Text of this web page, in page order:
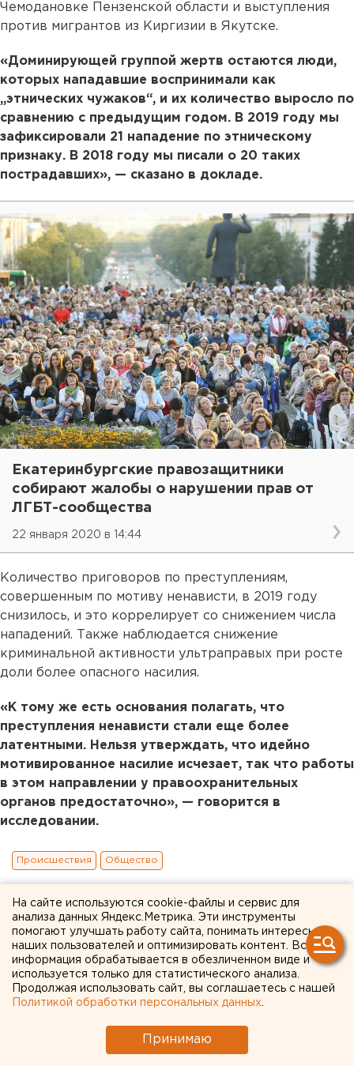
Чемодановке Пензенской области и выступления
против мигрантов из Киргизии в Якутске.
«Доминирующей группой жертв остаются люди,
которых нападавшие воспринимали как
„этнических чужаков“, и их количество выросло по
сравнению с предыдущим годом. В 2019 году мы
зафиксировали 21 нападение по этническому
признаку. В 2018 году мы писали о 20 таких
пострадавших», — сказано в докладе.
Екатеринбургские правозащитники
собирают жалобы о нарушении прав от
ЛГБТ-сообщества
22 января 2020 в 14:44
Количество приговоров по преступлениям,
совершенным по мотиву ненависти, в 2019 году
снизилось, и это коррелирует со снижением числа
нападений. Также наблюдается снижение
криминальной активности ультраправых при росте
доли более опасного насилия.
«К тому же есть основания полагать, что
преступления ненависти стали еще более
латентными. Нельзя утверждать, что идейно
мотивированное насилие исчезает, так что работы
в этом направлении у правоохранительных
органов предостаточно», — говорится в
исследовании.
Происшествия Общество
На сайте используются cookie-файлы и сервис для
анализа данных Яндекс.Метрика. Эти инструменты
помогают улучшать работу сайта, понимать интересы
наших пользователей и оптимизировать контент. Вся
информация обрабатывается в обезличенном виде и
используется только для статистического анализа.
Продолжая использовать сайт, вы соглашаетесь с нашей
Политикой обработки персональных данных
Принимаю